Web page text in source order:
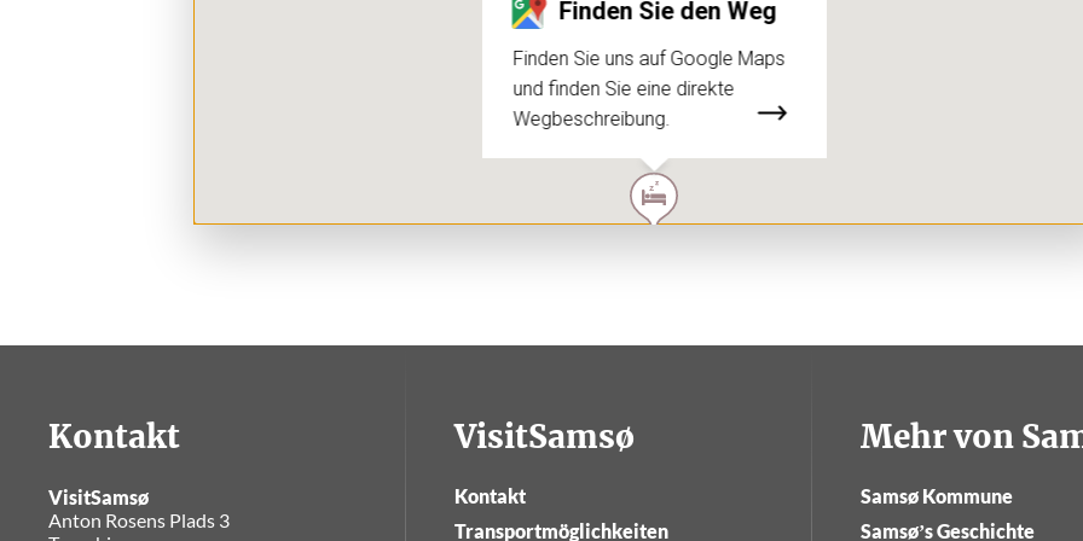
Finden Sie den Weg
Finden Sie uns auf Google Maps
und finden Sie eine direkte
Wegbeschreibung.
Kontakt
VisitSamsø
Anton Rosens Plads 3
VisitSamsø
Kontakt
Transportmöglichkeiten
Mehr von
Samsø Kommune
Samsø’s Geschichte